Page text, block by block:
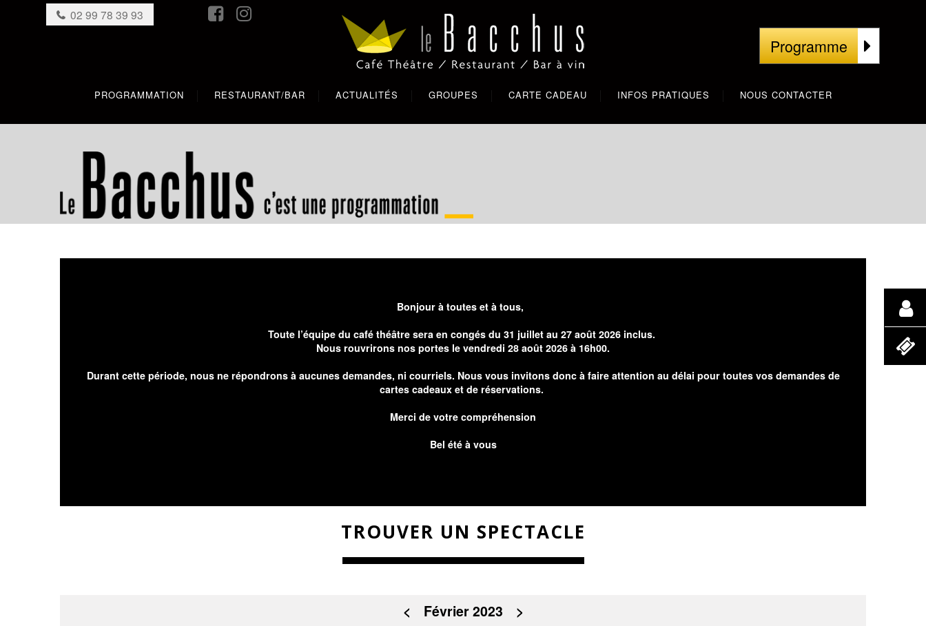
PROGRAMMATION RESTAURANT/BAR ACTUALITÉS GROUPES CARTE CADEAU INFOS PRATIQUES NOUS CONTACTER
02 99 78 39 93
Programme
Bonjour à toutes et à tous,
Toute l’équipe du café théâtre sera en congés du 31 juillet au 27 août 2026 inclus.
Nous rouvrirons nos portes le vendredi 28 août 2026 à 16h00.
Durant cette période, nous ne répondrons à aucunes demandes, ni courriels. Nous vous invitons donc à faire attention au délai pour toutes vos demandes de
cartes cadeaux et de réservations.
Merci de votre compréhension
Bel été à vous
TROUVER UN SPECTACLE
< Février 2023 >